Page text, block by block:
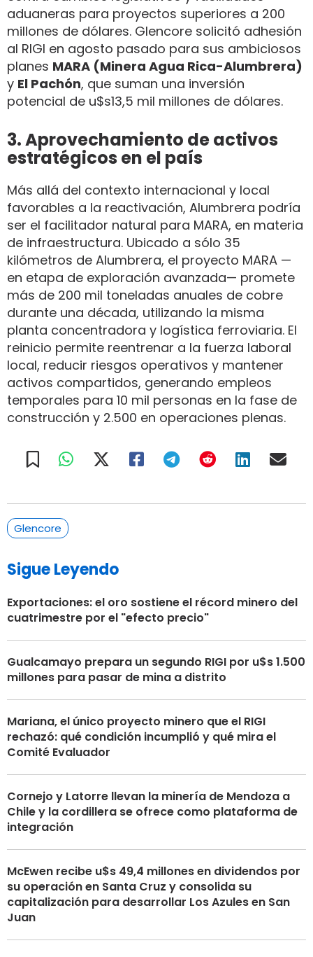
aduaneras para proyectos superiores a 200
millones de dólares. Glencore solicitó adhesión
al RIGI en agosto pasado para sus ambiciosos
planes MARA (Minera Agua Rica-Alumbrera)
y El Pachón, que suman una inversión
potencial de u$s13,5 mil millones de dólares.
3. Aprovechamiento de activos
estratégicos en el país
Más allá del contexto internacional y local
favorables a la reactivación, Alumbrera podría
ser el facilitador natural para MARA, en materia
de infraestructura. Ubicado a sólo 35
kilómetros de Alumbrera, el proyecto MARA —
en etapa de exploración avanzada— promete
más de 200 mil toneladas anuales de cobre
durante una década, utilizando la misma
planta concentradora y logística ferroviaria. El
reinicio permite reentrenar a la fuerza laboral
local, reducir riesgos operativos y mantener
activos compartidos, generando empleos
temporales para 10 mil personas en la fase de
construcción y 2.500 en operaciones plenas.
Glencore
Sigue Leyendo
Exportaciones: el oro sostiene el récord minero del
cuatrimestre por el "efecto precio"
Gualcamayo prepara un segundo RIGI por u$s 1.500
millones para pasar de mina a distrito
Mariana, el único proyecto minero que el RIGI
rechazó: qué condición incumplió y qué mira el
Comité Evaluador
Cornejo y Latorre llevan la minería de Mendoza a
Chile y la cordillera se ofrece como plataforma de
integración
McEwen recibe u$s 49,4 millones en dividendos por
su operación en Santa Cruz y consolida su
capitalización para desarrollar Los Azules en San
Juan